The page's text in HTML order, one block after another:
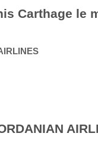
Carthage le